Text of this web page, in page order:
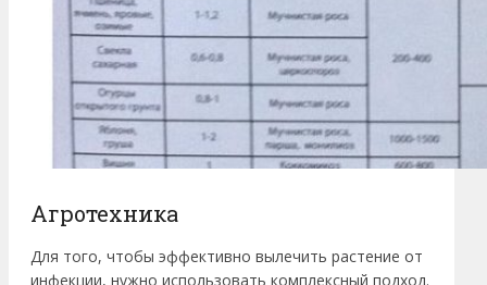
Агротехника
Для того, чтобы эффективно вылечить растение от
инфекции, нужно использовать комплексный подход.